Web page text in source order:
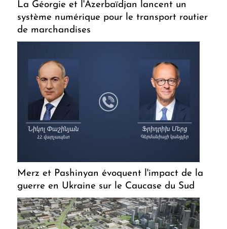
La Géorgie et l'Azerbaïdjan lancent un
système numérique pour le transport routier
de marchandises
Merz et Pashinyan évoquent l'impact de la
guerre en Ukraine sur le Caucase du Sud